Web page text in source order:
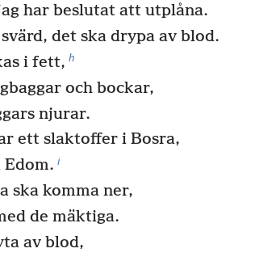
har beslutat att utplåna.
det ska drypa av blod.
i fett, h
och bockar,
njurar.
ett slaktoffer i Bosra,
i
ska komma ner,
de mäktiga.
av blod,